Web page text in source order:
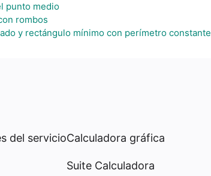
punto medio
rombos
y rectángulo mínimo con perímetro constante
del servicioCalculadora gráfica
Suite Calculadora